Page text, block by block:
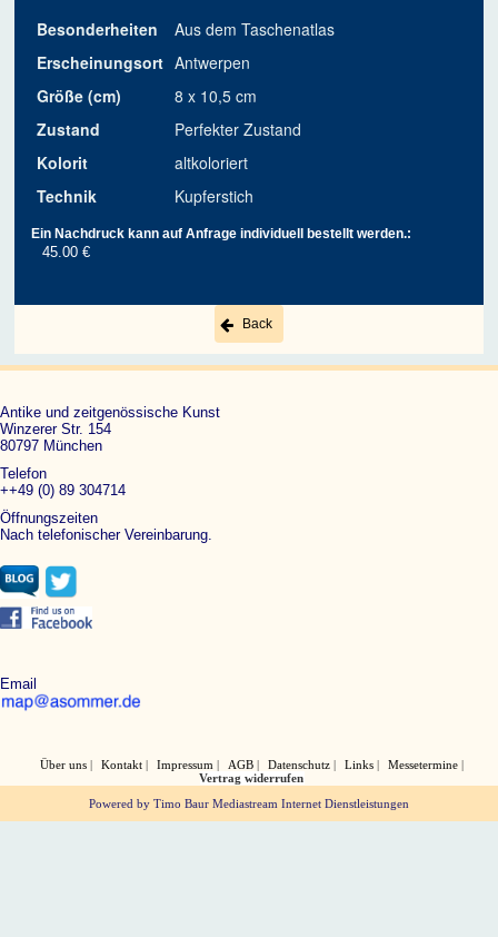
Besonderheiten
Aus dem Taschenatlas
Erscheinungsort Antwerpen
Größe (cm)
8 x 10,5 cm
Zustand
Perfekter Zustand
Kolorit
altkoloriert
Technik
Kupferstich
Ein Nachdruck kann auf Anfrage individuell bestellt werden.:
45.00 €
Back
Antike und zeitgenössische Kunst
Winzerer Str. 154
80797 München
Telefon
++49 (0) 89 304714
Öffnungszeiten
Nach telefonischer Vereinbarung.
Email
Über uns Kontakt Impressum AGB Datenschutz Links
Messetermine
Vertrag widerrufen
Powered by Timo Baur Mediastream Internet Dienstleistungen